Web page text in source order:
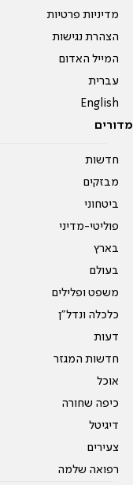
מדיניות פרטיות
הצהרת נגישות
המייל האדום
עברית
English
מדורים
חדשות
מבזקים
ביטחוני
פוליטי-מדיני
בארץ
בעולם
משפט ופלילים
כלכלה ונדל"ן
דעות
חדשות המגזר
אוכל
כיפה שחורה
דיגיטל
צעירים
רפואה שלמה